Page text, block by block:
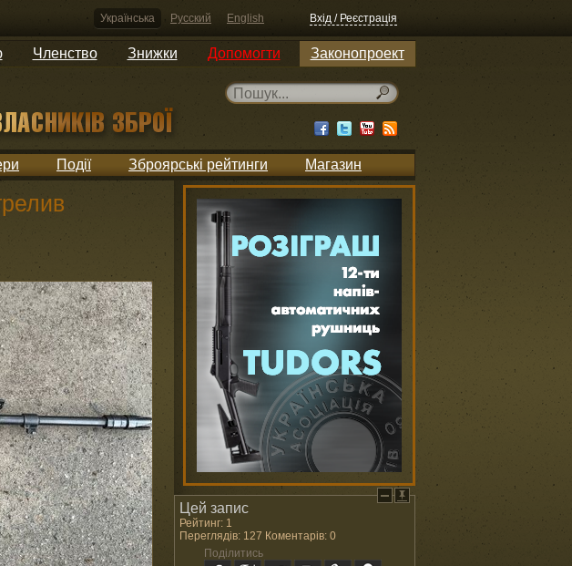
Українська Русский English Вхід / Реєстрація
Членство Знижки Допомогти Законопроект
Події Зброярські рейтинги Магазин
Цей запис
Рейтинг: 1
Переглядів: 127 Коментарів: 0
Поділитись